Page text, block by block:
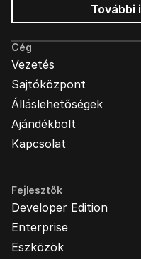
További
Cég
Vezetés
Sajtóközpont
Álláslehetőségek
Ajándékbolt
Kapcsolat
Fejlesztők
Developer Edition
Enterprise
Eszközök